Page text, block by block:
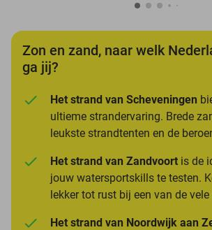
Zon en zand, naar welk
ga jij?
Het strand van Scheveningen
ultieme strandervaring. Brede
leukste strandtenten en de
Het strand van Zandvoort is de
jouw watersportskills te testen.
lekker tot rust bij een van de
Het strand van Noordwijk aan